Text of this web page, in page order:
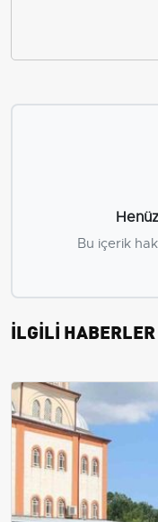
Bu içerik
İLGİLİ HABERLER